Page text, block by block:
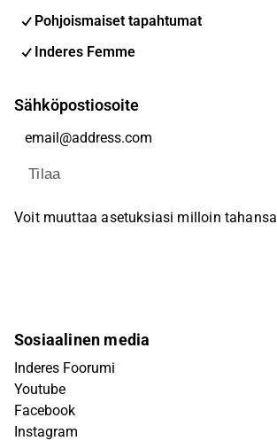
Pohjoismaiset tapahtumat
Inderes Femme
Sähköpostiosoite
Tilaa
Voit muuttaa asetuksiasi milloin tahansa
Sosiaalinen media
Inderes Foorumi
Youtube
Facebook
Instagram